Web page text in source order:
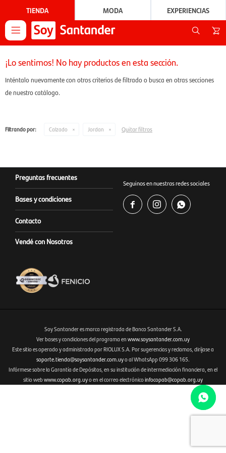
TIENDA MODA EXPERIENCIAS

¡Lo sentimos! No hay productos en esta sección.
Inténtalo nuevamente con otros criterios de filtrado o busca en otras secciones
de nuestro catálogo.
Filtrando por: Calzado Jordan Quitar filtros
Preguntas frecuentes
Bases y condiciones
Contacto
Vendé con Nosotros
Seguinos en nuestras redes sociales
  
Fenicio eCommerce Uruguay
Soy Santander es marca registrada de Banco Santander S.A.
Ver bases y condiciones del programa en www.soysantander.com.uy
Este sitio es operado y administrado por RIOLUX S.A. Por sugerencias y reclamos, diríjase a
soporte.tienda@soysantander.com.uyo al WhatsApp 099 306 165.
Infórmese sobre la Garantía de Depósitos, en su institución de intermediación financiera, en el
sitio webwww.copab.org.uyo en el correo electrónicoinfocopab@copab.org.uy